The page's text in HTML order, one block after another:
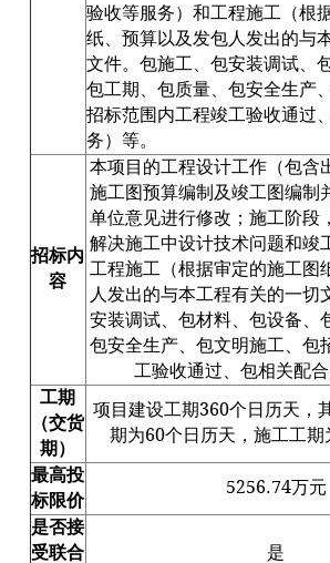
验收等服务）和工程施工（根
纸、预算以及发包人发出的与
文件。包施工、包安装调试、
包工期、包质量、包安全生产
招标范围内工程竣工验收通过
务）等。
招标内
容
本项目的工程设计工作（包含
施工图预算编制及竣工图编制
单位意见进行修改；施工阶段
解决施工中设计技术问题和竣
工程施工（根据审定的施工图
人发出的与本工程有关的一切
安装调试、包材料、包设备、
包安全生产、包文明施工、包
工验收通过、包相关配合
工期
（交货
期）
项目建设工期360个日历天，
期为60个日历天，施工工
最高投
标限价
5256.74万元
是否接
受联合
是